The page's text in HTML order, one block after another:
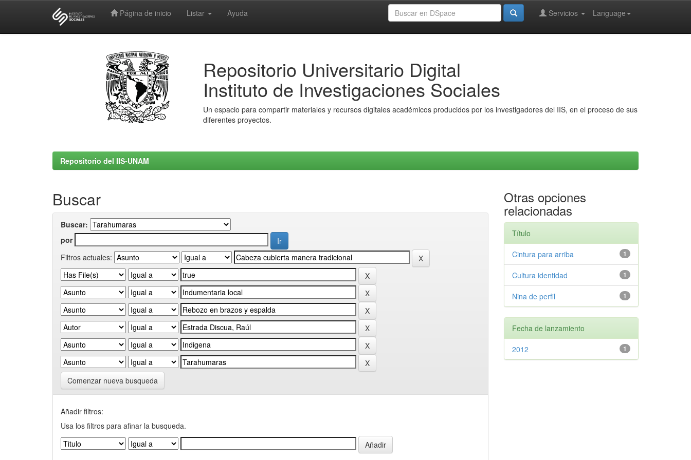
Página de inicio Listar Ayuda Language
Servicios
Repositorio Universitario Digital
Instituto de Investigaciones Sociales
Un espacio para compartir materiales y recursos digitales académicos producidos por los investigadores del IIS, en el proceso de sus
diferentes proyectos.
Repositorio del IIS-UNAM
Buscar
Buscar:
por
Filtros actuales:
Comenzar nueva busqueda
Añadir filtros:
Usa los filtros para afinar la busqueda.
Otras opciones
relacionadas
Título
1
Cintura para arriba
1
Cultura identidad
1
Nina de perfil
Fecha de lanzamiento
1
2012